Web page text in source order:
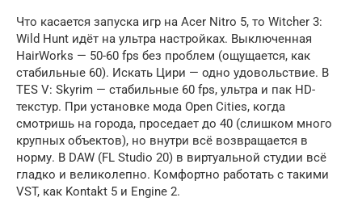
Что касается запуска игр на Acer Nitro 5, то Witcher 3:
Wild Hunt идёт на ультра настройках. Выключенная
HairWorks — 50-60 fps без проблем (ощущается, как
стабильные 60). Искать Цири — одно удовольствие. В
TES V: Skyrim — стабильные 60 fps, ультра и пак HD-
текстур. При установке мода Open Cities, когда
смотришь на города, проседает до 40 (слишком много
крупных объектов), но внутри всё возвращается в
норму. В DAW (FL Studio 20) в виртуальной студии всё
гладко и великолепно. Комфортно работать с такими
VST, как Kontakt 5 и Engine 2.